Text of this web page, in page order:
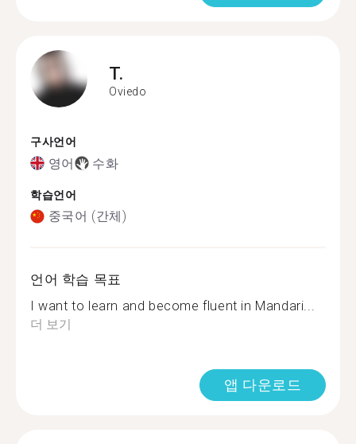
T.
Oviedo
구사언어
영어 수화
학습언어
중국어 (간체)
언어 학습 목표
I want to learn and become fluent in Mandari...
더 보기
앱 다운로드